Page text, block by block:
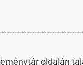
oldalán